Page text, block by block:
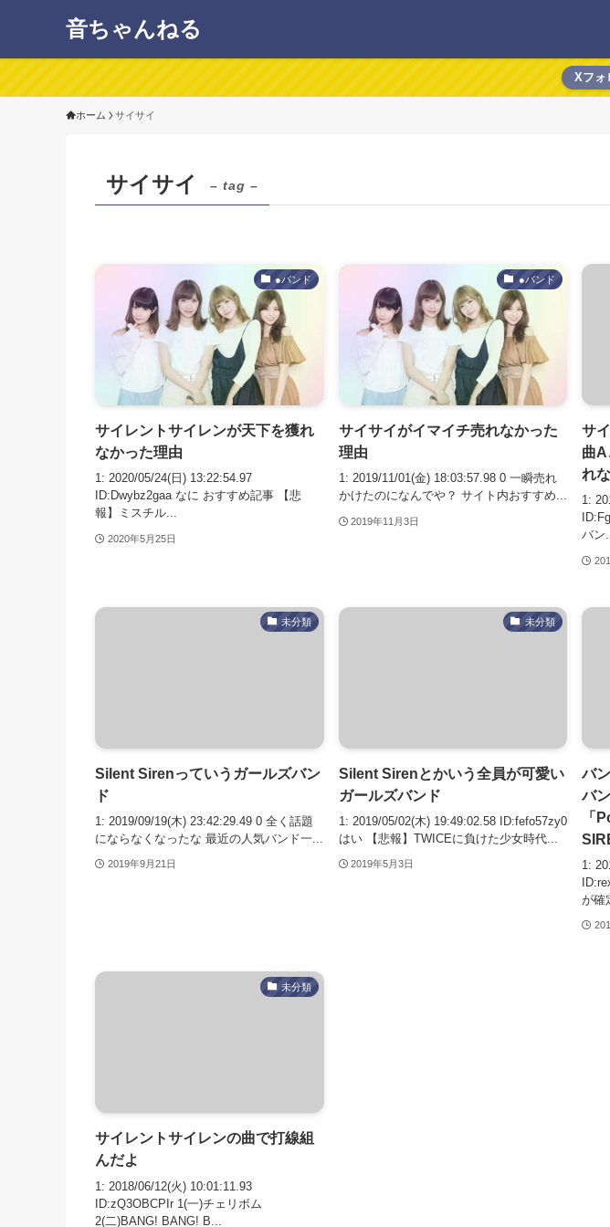
音ちゃんねる
Xフォ
ホーム サイサイ
サイサイ – tag –
●バンド
サイレントサイレンが天下を獲れ
なかった理由
1: 2020/05/24(日) 13:22:54.97
ID:Dwybz2gaa なに おすすめ記事 【悲
報】ミスチル...
2020年5月25日
●バンド
サイサイがイマイチ売れなかった
理由
1: 2019/11/01(金) 18:03:57.98 0 一瞬売れ
かけたのになんでや？ サイト内おすすめ...
2019年11月3日
サ
曲
れ
1:
バン
未分類
Silent Sirenっていうガールズバン
ド
1: 2019/09/19(木) 23:42:29.49 0 全く話題
にならなくなったな 最近の人気バンド一...
2019年9月21日
未分類
Silent Sirenとかいう全員が可愛い
ガールズバンド
1: 2019/05/02(木) 19:49:02.58 ID:fefo57zy0
はい 【悲報】TWICEに負けた少女時代...
2019年5月3日
バ
バ
「
1:
が確
未分類
サイレントサイレンの曲で打線組
んだよ
1: 2018/06/12(火) 10:01:11.93
ID:zQ3OBCPIr 1(一)チェリボム
2(二)BANG! BANG! B...